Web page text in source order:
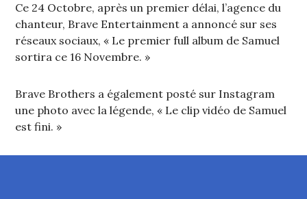
Ce 24 Octobre, après un premier délai, l’agence du
chanteur, Brave Entertainment a annoncé sur ses
réseaux sociaux, « Le premier full album de Samuel
sortira ce 16 Novembre. »
Brave Brothers a également posté sur Instagram
une photo avec la légende, « Le clip vidéo de Samuel
est fini. »